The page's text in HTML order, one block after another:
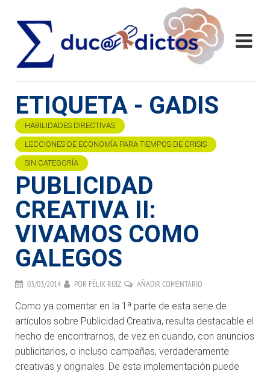
ETIQUETA - GADIS
HABILIDADES DIRECTIVAS
LECCIONES DE ECONOMÍA PARA TIEMPOS DE CRISIS
SIN CATEGORÍA
PUBLICIDAD
CREATIVA II:
VIVAMOS COMO
GALEGOS
03/03/2014 POR FÉLIX RUIZ AÑADIR COMENTARIO
Como ya comentar en la 1ª parte de esta serie de
artículos sobre Publicidad Creativa, resulta destacable el
hecho de encontrarnos, de vez en cuando, con anuncios
publicitarios, o incluso campañas, verdaderamente
creativas y originales. De esta implementación puede